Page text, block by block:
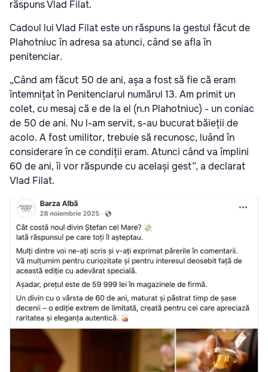
răspuns Vlad Filat.
Cadoul lui Vlad Filat este un răspuns la gestul făcut de
Plahotniuc în adresa sa atunci, când se afla în
penitenciar.
„Când am făcut 50 de ani, așa a fost să fie că eram
întemnițat în Penitenciarul numărul 13. Am primit un
colet, cu mesaj că e de la el (n.n Plahotniuc) - unconiac
de 50 de ani. Nu l-am servit, s-au bucurat băieții de
acolo. A fost umilitor, trebuie să recunosc, luând în
considerare în ce condiții eram. Atunci când va împlini
60 de ani, îi vor răspunde cu același gest”, a declarat
Vlad Filat.